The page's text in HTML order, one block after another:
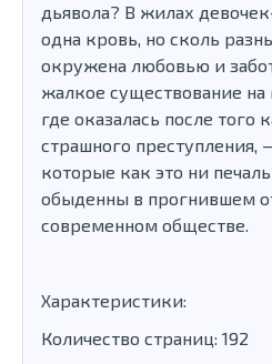
дьявола? В жилах
одна кровь, но сколь
окружена любовью и
жалкое существование на
где оказалась после того
страшного преступления,
которые как это ни
обыденны в прогнившем
современном обществе.
Характеристики:
Количество страниц: 192